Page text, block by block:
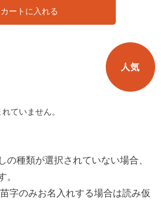
カートに入れる
ていません。
種類が選択されていない場合、
。
字のみお名入れする場合は読み仮